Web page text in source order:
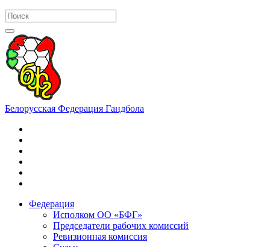
Белорусская Федерация Гандбола
Федерация
Исполком ОО «БФГ»
Председатели рабочих комиссий
Ревизионная комиссия